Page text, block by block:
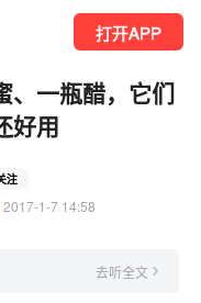
打开APP
、一瓶醋，它们
好用
注
  2017-1-7 14:58
去听全文